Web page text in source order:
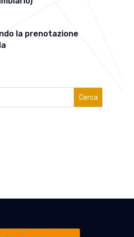
la prenotazione
Cerca